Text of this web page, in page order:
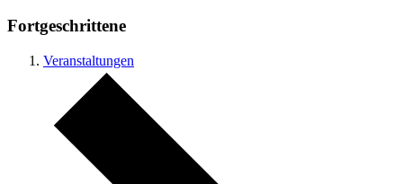
Fortgeschrittene
Veranstaltungen